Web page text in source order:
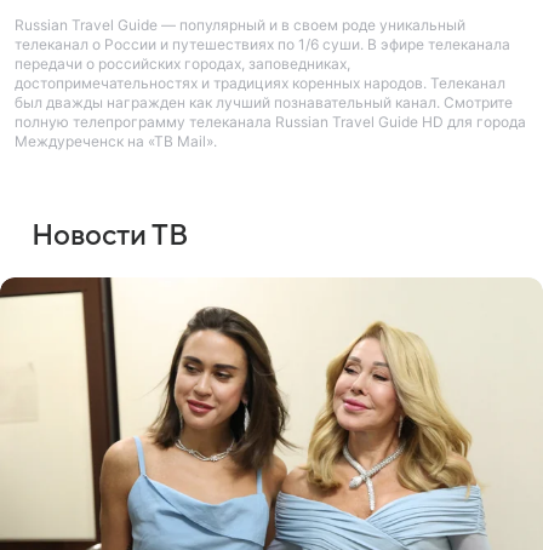
Russian Travel Guide — популярный и в своем роде уникальный
телеканал о России и путешествиях по 1/6 суши. В эфире телеканала
передачи о российских городах, заповедниках,
достопримечательностях и традициях коренных народов. Телеканал
был дважды награжден как лучший познавательный канал. Смотрите
полную телепрограмму телеканала Russian Travel Guide HD для города
Междуреченск на «ТВ Mail».
Новости ТВ